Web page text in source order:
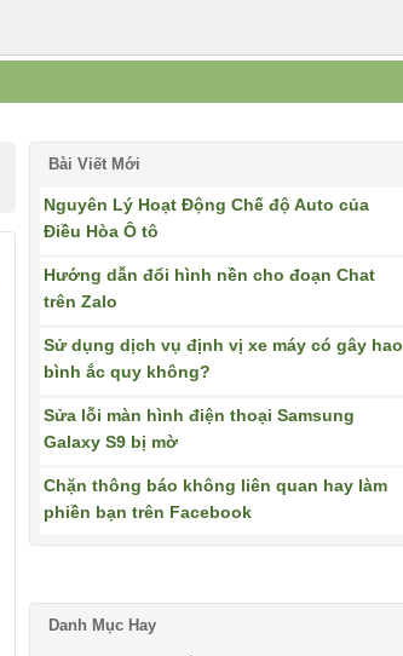
Bài Viết Mới
Nguyên Lý Hoạt Động Chế độ Auto của
Điều Hòa Ô tô
Hướng dẫn đổi hình nền cho đoạn Chat
trên Zalo
Sử dụng dịch vụ định vị xe máy có gây hao
bình ắc quy không?
Sửa lỗi màn hình điện thoại Samsung
Galaxy S9 bị mờ
Chặn thông báo không liên quan hay làm
phiền bạn trên Facebook
Danh Mục Hay